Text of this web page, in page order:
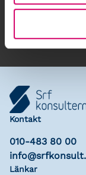
Kontakt
010-483 80 00
Länkar